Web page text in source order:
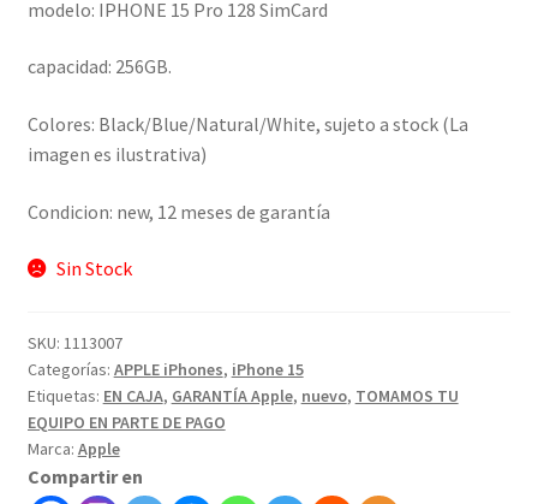
modelo: IPHONE 15 Pro 128 SimCard
capacidad: 256GB.
Colores: Black/Blue/Natural/White, sujeto a stock (La
imagen es ilustrativa)
Condicion: new, 12 meses de garantía
Sin Stock
SKU: 1113007
Categorías: APPLE iPhones, iPhone 15
Etiquetas: EN CAJA, GARANTÍA Apple, nuevo, TOMAMOS TU
EQUIPO EN PARTE DE PAGO
Marca: Apple
Compartir en